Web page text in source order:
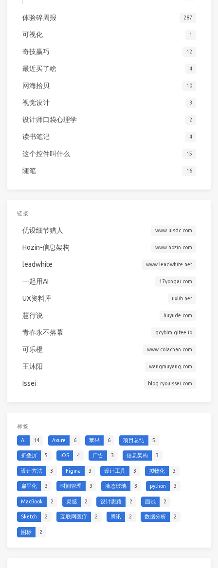
体验碎周报 287
可视化 1
奇技赢巧 12
最近买了啥 4
网海拾贝 10
视觉设计 3
设计师口袋心理学 2
读书笔记 4
这个控件叫什么 15
随笔 16
链接
优设细节猎人 www.uisdc.com
Hozin-信息架构 www.hozin.com
leadwhite www.leadwhite.net
一起用AI 17yongai.com
UX资料库 uxlib.net
慧行说 liuyude.com
青春永不落幕 qcyblm.gitee.io
可乐橙 www.colachan.com
王沐阳 wangmuyang.com
Issei blog.ryouissei.com
标签
AI 14 Axure 6 苹果 6 项目总结 5
折叠屏 5 iOS 4 广告 3 信息架构 3
设计方法 3 Figma 3 设计工具 3 拟物化 3
扁平化 3 时间管理 3 液态玻璃 3 python 3
MacBook 2 灵感 2 设计思路 2 面试 2
Sketch 2 互联网医疗 2 腾讯 2 数据分析 2
图标 2